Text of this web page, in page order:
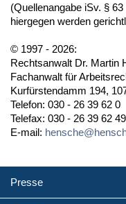
(Quellenangabe iSv. §
hiergegen werden
© 1997 - 2026:
Rechtsanwalt Dr. Martin
Fachanwalt für
Kurfürstendamm 194,
Telefon: 030 - 26 39 62 0
Telefax: 030 - 26 39 62
E-mail:
Presse